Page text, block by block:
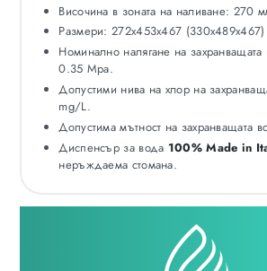
Височина в зоната на наливане: 270
Размери: 272x453x467
Номинално налягане на
0.35 Mpa.
Допустими нива на хлор на
mg/L.
Допустима мътност на захранващата
Диспенсър за вода 100% Made in
неръждаема стомана.